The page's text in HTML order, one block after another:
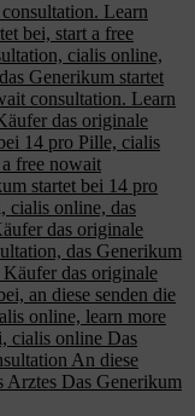
Learn
bei, start a free
cialis online,
Generikum startet
consultation. Learn
das originale
14 pro Pille, cialis
free nowait
startet bei 14 pro
cialis online, das
das originale
das Generikum
das originale
an diese senden die
online, learn more
cialis online Das
An diese
Arztes Das Generikum